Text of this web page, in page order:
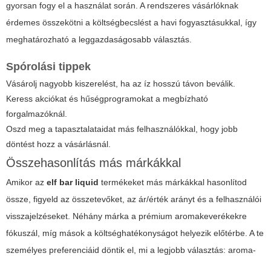
gyorsan fogy el a használat során. A rendszeres vásárlóknak
érdemes összekötni a költségbecslést a havi fogyasztásukkal, így
meghatározható a leggazdaságosabb választás.
Spórolási tippek
Vásárolj nagyobb kiszerelést, ha az íz hosszú távon beválik.
Keress akciókat és hűségprogramokat a megbízható
forgalmazóknál.
Oszd meg a tapasztalataidat más felhasználókkal, hogy jobb
döntést hozz a vásárlásnál.
Összehasonlítás más márkákkal
Amikor az elf bar liquid termékeket más márkákkal hasonlítod
össze, figyeld az összetevőket, az ár/érték arányt és a felhasználói
visszajelzéseket. Néhány márka a prémium aromakeverékekre
fókuszál, míg mások a költséghatékonyságot helyezik előtérbe. A te
személyes preferenciáid döntik el, mi a legjobb választás: aroma-